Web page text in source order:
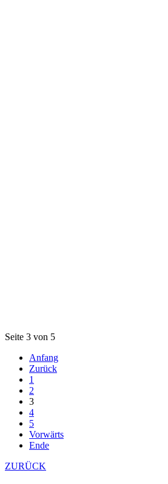
Seite 3 von 5
Anfang
Zurück
1
2
3
4
5
Vorwärts
Ende
ZURÜCK